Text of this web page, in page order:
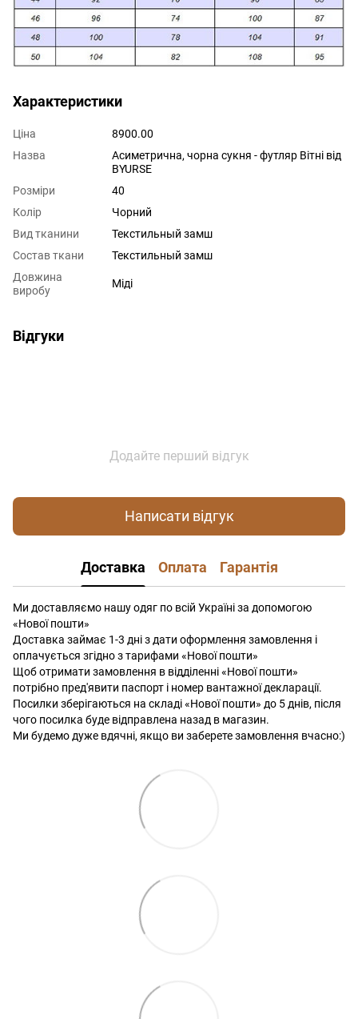
Характеристики
Ціна
8900.00
Назва
Асиметрична, чорна сукня - футляр Вітні від
BYURSE
Розміри
40
Колір
Чорний
Вид тканини
Текстильный замш
Состав ткани
Текстильный замш
Довжина
виробу
Міді
Відгуки
Додайте перший відгук
Написати відгук
Доставка Оплата Гарантія
Ми доставляємо нашу одяг по всій Україні за допомогою
«Нової пошти»
Доставка займає 1-3 дні з дати оформлення замовлення і
оплачується згідно з тарифами «Нової пошти»
Щоб отримати замовлення в відділенні «Нової пошти»
потрібно пред'явити паспорт і номер вантажної декларації.
Посилки зберігаються на складі «Нової пошти» до 5 днів, після
чого посилка буде відправлена ​​назад в магазин.
Ми будемо дуже вдячні, якщо ви заберете замовлення вчасно:)